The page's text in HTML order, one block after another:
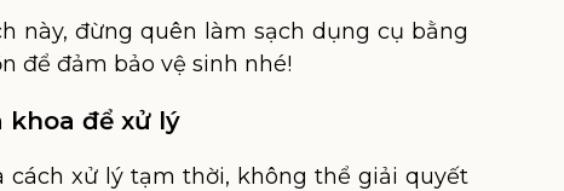
này, đừng quên làm sạch dụng cụ bằng
để đảm bảo vệ sinh nhé!
khoa để xử lý
cách xử lý tạm thời, không thể giải quyết